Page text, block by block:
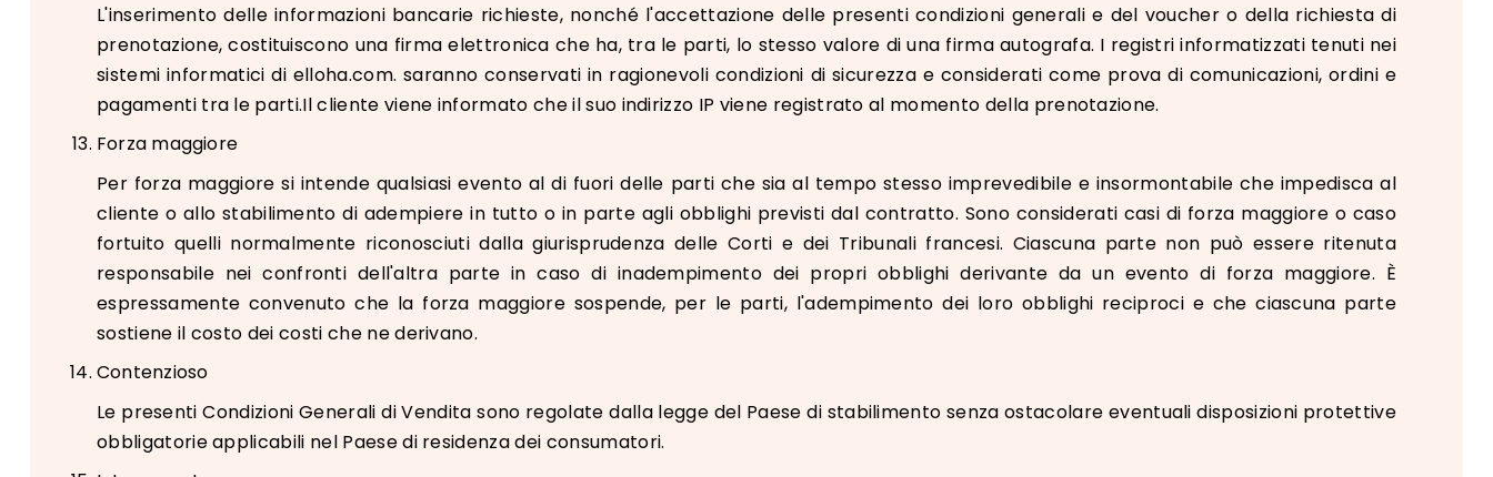
L'inserimento delle informazioni bancarie richieste, nonché l'accettazione delle presenti condizioni generali e del voucher o della richiesta di
prenotazione, costituiscono una firma elettronica che ha, tra le parti, lo stesso valore di una firma autografa. I registri informatizzati tenuti nei
sistemi informatici di elloha.com. saranno conservati in ragionevoli condizioni di sicurezza e considerati come prova di comunicazioni, ordini e
pagamenti tra le parti.Il cliente viene informato che il suo indirizzo IP viene registrato al momento della prenotazione.
Forza maggiore
Per forza maggiore si intende qualsiasi evento al di fuori delle parti che sia al tempo stesso imprevedibile e insormontabile che impedisca al
cliente o allo stabilimento di adempiere in tutto o in parte agli obblighi previsti dal contratto. Sono considerati casi di forza maggiore o caso
fortuito quelli normalmente riconosciuti dalla giurisprudenza delle Corti e dei Tribunali francesi. Ciascuna parte non può essere ritenuta
responsabile nei confronti dell'altra parte in caso di inadempimento dei propri obblighi derivante da un evento di forza maggiore. È
espressamente convenuto che la forza maggiore sospende, per le parti, l'adempimento dei loro obblighi reciproci e che ciascuna parte
sostiene il costo dei costi che ne derivano.
Contenzioso
Le presenti Condizioni Generali di Vendita sono regolate dalla legge del Paese di stabilimento senza ostacolare eventuali disposizioni protettive
obbligatorie applicabili nel Paese di residenza dei consumatori.